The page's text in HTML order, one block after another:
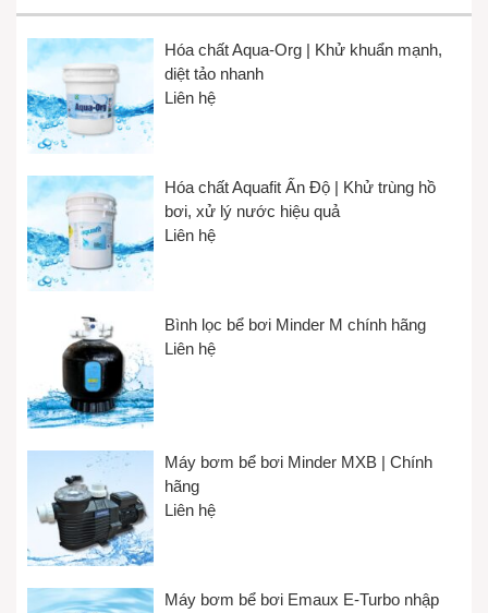
Hóa chất Aqua-Org | Khử khuẩn mạnh,
diệt tảo nhanh
Liên hệ
Hóa chất Aquafit Ấn Độ | Khử trùng hồ
bơi, xử lý nước hiệu quả
Liên hệ
Bình lọc bể bơi Minder M chính hãng
Liên hệ
Máy bơm bể bơi Minder MXB | Chính
hãng
Liên hệ
Máy bơm bể bơi Emaux E-Turbo nhập